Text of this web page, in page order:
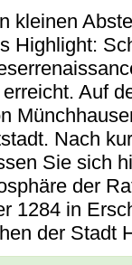
kleinen
Highlight:
Auf
Nach
Sie sich
der
1284 in
der Stadt